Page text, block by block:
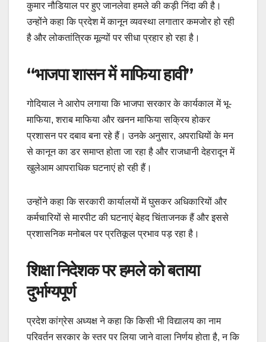
कुमार नौडियाल पर हुए जानलेवा हमले की कड़ी निंदा की है।
उन्होंने कहा कि प्रदेश में कानून व्यवस्था लगातार कमजोर हो रही
है और लोकतांत्रिक मूल्यों पर सीधा प्रहार हो रहा है।
“भाजपा शासन में माफिया हावी”
गोदियाल ने आरोप लगाया कि भाजपा सरकार के कार्यकाल में भू-
माफिया, शराब माफिया और खनन माफिया सक्रिय होकर
प्रशासन पर दबाव बना रहे हैं। उनके अनुसार, अपराधियों के मन
से कानून का डर समाप्त होता जा रहा है और राजधानी देहरादून में
खुलेआम आपराधिक घटनाएं हो रही हैं।
उन्होंने कहा कि सरकारी कार्यालयों में घुसकर अधिकारियों और
कर्मचारियों से मारपीट की घटनाएं बेहद चिंताजनक हैं और इससे
प्रशासनिक मनोबल पर प्रतिकूल प्रभाव पड़ रहा है।
शिक्षा निदेशक पर हमले को बताया
दुर्भाग्यपूर्ण
प्रदेश कांग्रेस अध्यक्ष ने कहा कि किसी भी विद्यालय का नाम
परिवर्तन सरकार के स्तर पर लिया जाने वाला निर्णय होता है, न कि